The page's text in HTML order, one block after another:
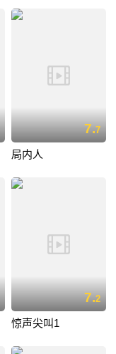
7.7
局内人
7.2
惊声尖叫1